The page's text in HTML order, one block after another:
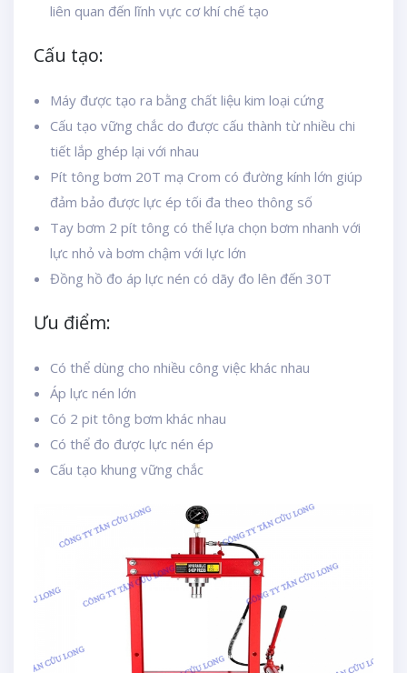
liên quan đến lĩnh vực cơ khí chế tạo
Cấu tạo:
Máy được tạo ra bằng chất liệu kim loại cứng
Cấu tạo vững chắc do được cấu thành từ nhiều chi
tiết lắp ghép lại với nhau
Pít tông bơm 20T mạ Crom có đường kính lớn giúp
đảm bảo được lực ép tối đa theo thông số
Tay bơm 2 pít tông có thể lựa chọn bơm nhanh với
lực nhỏ và bơm chậm với lực lớn
Đồng hồ đo áp lực nén có dãy đo lên đến 30T
Ưu điểm:
Có thể dùng cho nhiều công việc khác nhau
Áp lực nén lớn
Có 2 pit tông bơm khác nhau
Có thể đo được lực nén ép
Cấu tạo khung vững chắc